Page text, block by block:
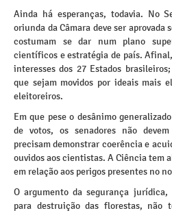
Ainda há esperanças, todavia. No
oriunda da Câmara deve ser aprovada
costumam se dar num plano
científicos e estratégia de país.
interesses dos 27 Estados
que sejam movidos por ideais mais
eleitoreiros.
Em que pese o desânimo
de votos, os senadores não
precisam demonstrar coerência e
ouvidos aos cientistas. A Ciência tem
em relação aos perigos presentes no
O argumento da segurança jurídica,
para destruição das florestas, não